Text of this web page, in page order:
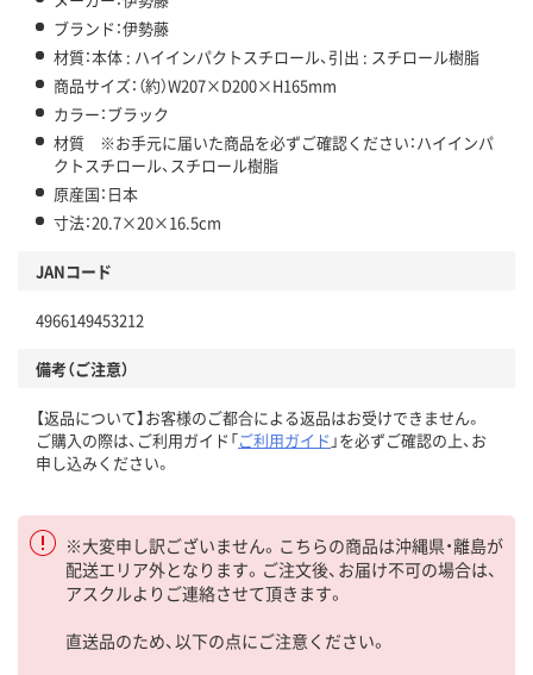
ブランド：伊勢藤
材質：本体 : ハイインパクトスチロール、引出 : スチロール樹脂
商品サイズ：（約）W207×D200×H165mm
カラー：ブラック
材質 ※お手元に届いた商品を必ずご確認ください：ハイインパ
クトスチロール、スチロール樹脂
原産国：日本
寸法：20.7×20×16.5cm
JANコード
4966149453212
備考（ご注意）
【返品について】お客様のご都合による返品はお受けできません。
ご購入の際は、ご利用ガイド「ご利用ガイド 」を必ずご確認の上、お
申し込みください。
※大変申し訳ございません。こちらの商品は沖縄県・離島が
配送エリア外となります。ご注文後、お届け不可の場合は、
アスクルよりご連絡させて頂きます。
直送品のため、以下の点にご注意ください。